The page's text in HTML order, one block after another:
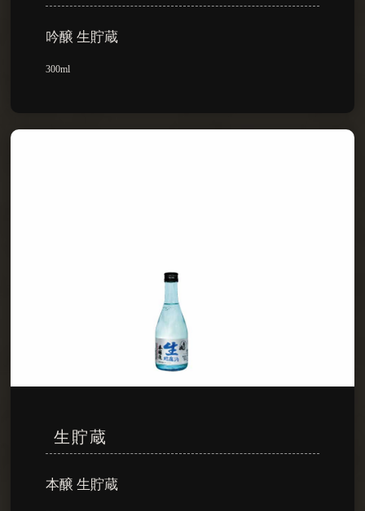
吟醸 生貯蔵
300ml
生貯蔵
本醸 生貯蔵